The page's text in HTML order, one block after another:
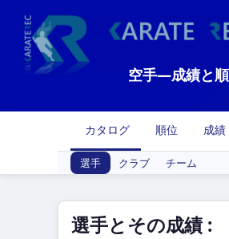
空手―成績と
カタログ 順位 成績
選手 クラブ チーム
選手とその成績 :